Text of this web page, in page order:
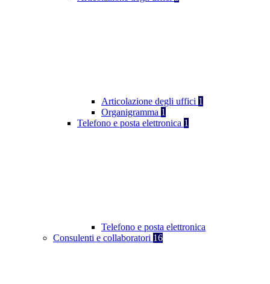
Articolazione degli uffici 1
Organigramma 1
Telefono e posta elettronica 1
Telefono e posta elettronica
Consulenti e collaboratori 16